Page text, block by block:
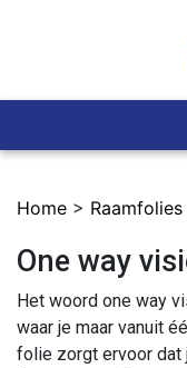
Home > Raamfolies
One way
Het woord one way
waar je maar vanuit
folie zorgt ervoor dat